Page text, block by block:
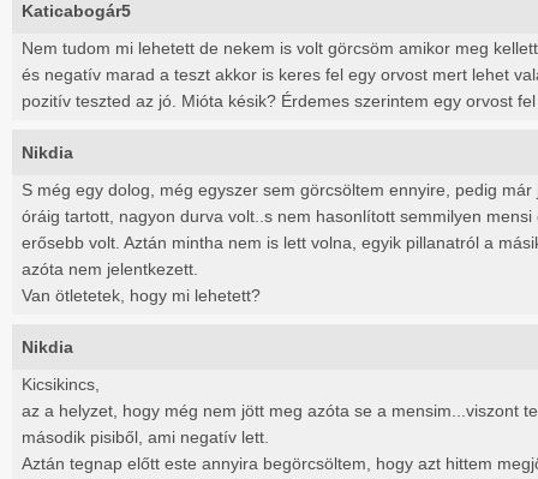
Katicabogár5
Nem tudom mi lehetett de nekem is volt görcsöm amikor meg
és negatív marad a teszt akkor is keres fel egy orvost mert lehet
pozitív teszted az jó. Mióta késik? Érdemes szerintem egy orvost
Nikdia
S még egy dolog, még egyszer sem görcsöltem ennyire, pedig
óráig tartott, nagyon durva volt..s nem hasonlított semmilyen
erősebb volt. Aztán mintha nem is lett volna, egyik pillanatról a
azóta nem jelentkezett.
Van ötletetek, hogy mi lehetett?
Nikdia
Kicsikincs,
az a helyzet, hogy még nem jött meg azóta se a mensim...viszont
második pisiből, ami negatív lett.
Aztán tegnap előtt este annyira begörcsöltem, hogy azt hittem